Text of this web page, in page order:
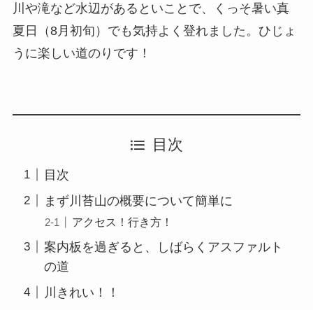
川や滝など水辺があるといことで、くっそ暑い真
夏日（8月初旬）でも気持よく登れました。ひじょ
うに楽しい道のりです！
目次
目次
まず川苔山の概要について簡単に
アクセス！行き方！
案内板を過ぎると、しばらくアスファルト
の道
川きれい！！